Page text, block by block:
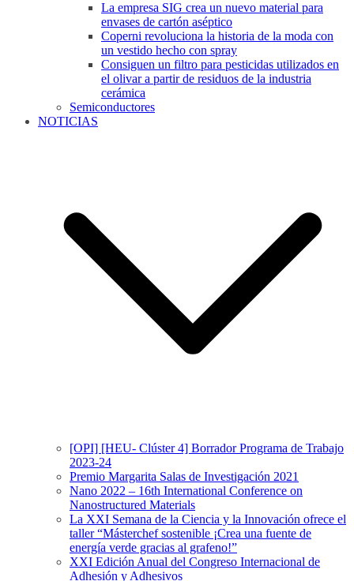
La empresa SIG crea un nuevo material para
envases de cartón aséptico
Coperni revoluciona la historia de la moda con
un vestido hecho con spray
Consiguen un filtro para pesticidas utilizados en
el olivar a partir de residuos de la industria
cerámica
Semiconductores
NOTICIAS
[OPI] [HEU- Clúster 4] Borrador Programa de Trabajo
2023-24
Premio Margarita Salas de Investigación 2021
Nano 2022 – 16th International Conference on
Nanostructured Materials
La XXI Semana de la Ciencia y la Innovación ofrece el
taller “Másterchef sostenible ¡Crea una fuente de
energía verde gracias al grafeno!”
XXI Edición Anual del Congreso Internacional de
Adhesión y Adhesivos